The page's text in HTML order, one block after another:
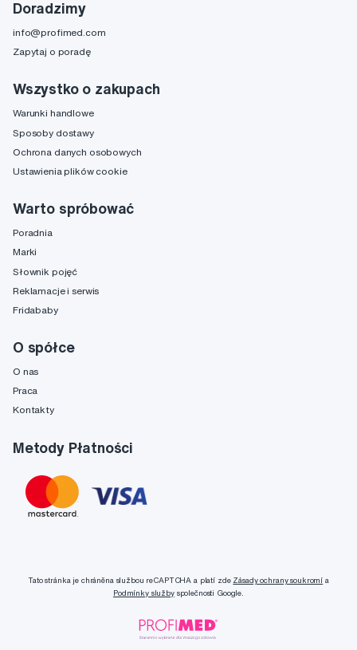
Doradzimy
info@profimed.com
Zapytaj o poradę
Wszystko o zakupach
Warunki handlowe
Sposoby dostawy
Ochrona danych osobowych
Ustawienia plików cookie
Warto spróbować
Poradnia
Marki
Słownik pojęć
Reklamacje i serwis
Fridababy
O spółce
O nas
Praca
Kontakty
Metody Płatności
Tato stránka je chráněna službou reCAPTCHA a platí zde Zásady ochrany soukromí a
Podmínky službyspolečnosti Google.